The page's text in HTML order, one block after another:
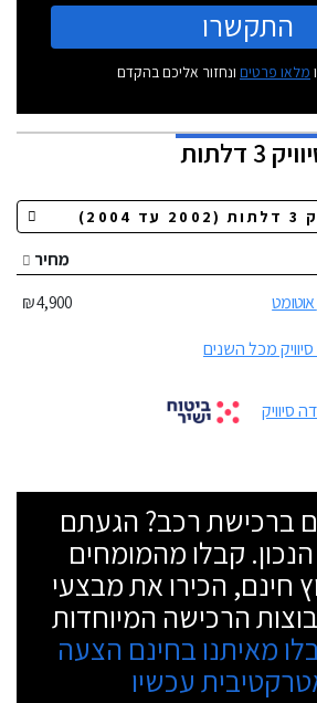
התקשרו
מלאו פרטים ונחזור אליכם בהקדם
דלתות
מחיר
4,900 ₪
מכל השנים
סיוויק
ברכישת רכב? הגעתם
קבלו מהמומחים
חינם, הכירו את מבצעי
הרכישה המיוחדות
מאיתנו בחינם הצעה
עכשיו